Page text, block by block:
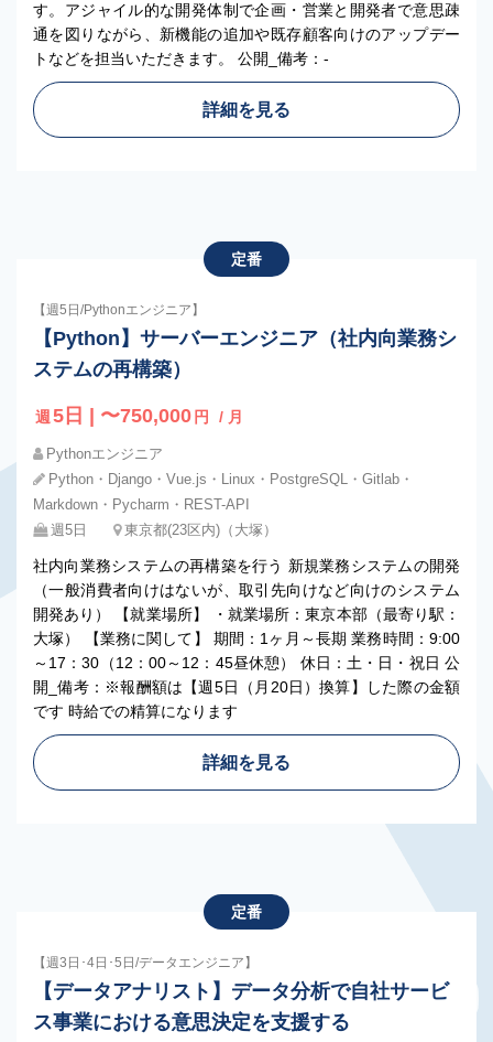
す。アジャイル的な開発体制で企画・営業と開発者で意思疎
通を図りながら、新機能の追加や既存顧客向けのアップデー
トなどを担当いただきます。 公開_備考：-
詳細を見る
定番
【週5日/Pythonエンジニア】
【Python】サーバーエンジニア（社内向業務シ
ステムの再構築）
週 5日 | 〜750,000 円 / 月
Pythonエンジニア
Python・Django・Vue.js・Linux・PostgreSQL・Gitlab・
Markdown・Pycharm・REST-API
週5日
東京都(23区内)（大塚）
社内向業務システムの再構築を行う 新規業務システムの開発
（一般消費者向けはないが、取引先向けなど向けのシステム
開発あり） 【就業場所】 ・就業場所：東京本部（最寄り駅：
大塚） 【業務に関して】 期間：1ヶ月～長期 業務時間：9:00
～17：30（12：00～12：45昼休憩） 休日：土・日・祝日 公
開_備考：※報酬額は【週5日（月20日）換算】した際の金額
です 時給での精算になります
詳細を見る
定番
【週3日･4日･5日/データエンジニア】
【データアナリスト】データ分析で自社サービ
ス事業における意思決定を支援する